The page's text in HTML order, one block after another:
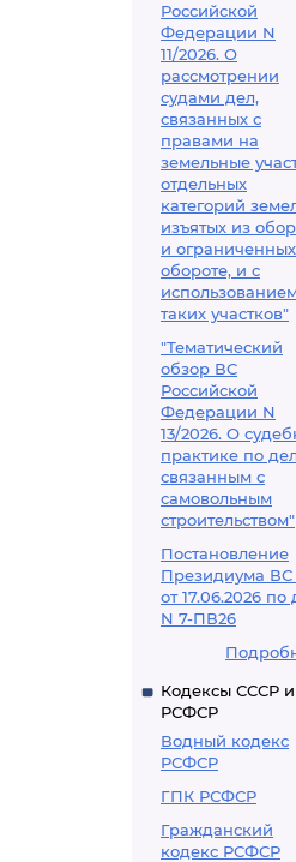
Российской
Федерации N
11/2026. О
рассмотрении
судами дел,
связанных с
правами на
земельные
отдельных
категорий
изъятых из
и
обороте, и с
таких участков"
"Тематический
обзор ВС
Российской
Федерации N
13/2026. О
практике по
связанным с
самовольным
строительством"
Постановление
Президиума
от 17.06.2026 по
N 7-ПВ26
Кодексы СССР и
РСФСР
Водный кодекс
РСФСР
ГПК РСФСР
Гражданский
кодекс РСФСР